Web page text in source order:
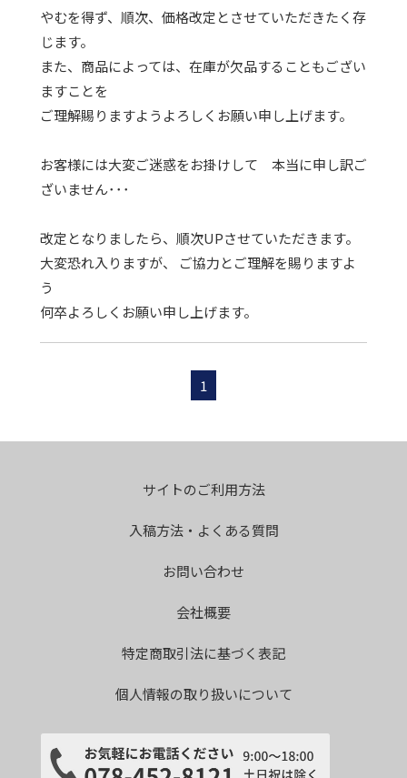
やむを得ず、順次、価格改定とさせていただきたく存
じます。
また、商品によっては、在庫が欠品することもござい
ますことを
ご理解賜りますようよろしくお願い申し上げます。
お客様には大変ご迷惑をお掛けして 本当に申し訳ご
ざいません･･･
改定となりましたら、順次UPさせていただきます。
大変恐れ入りますが、 ご協力とご理解を賜りますよ
う
何卒よろしくお願い申し上げます。
1
サイトのご利用方法
入稿方法・よくある質問
お問い合わせ
会社概要
特定商取引法に基づく表記
個人情報の取り扱いについて